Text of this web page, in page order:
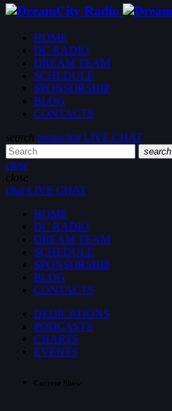
HOME
DC RADIO
DREAM TEAM
SCHEDULE
SPONSORSHIP
BLOG
CONTACTS
search menuchatLIVE CHAT
search
close
close
chatLIVE CHAT
HOME
DC RADIO
DREAM TEAM
SCHEDULE
SPONSORSHIP
BLOG
CONTACTS
DEDICATIONS
PODCASTS
CHARTS
EVENTS
Current Show